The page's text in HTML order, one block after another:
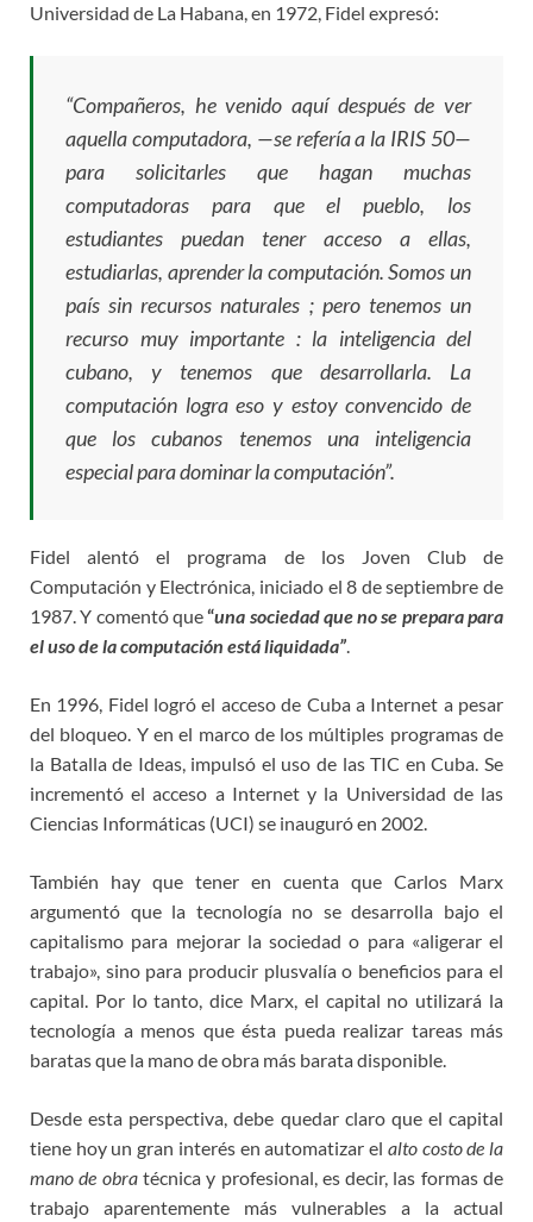
Universidad de La Habana, en 1972, Fidel expresó:
“Compañeros, he venido aquí después de ver
aquella computadora, —se refería a la IRIS 50—
para solicitarles que hagan muchas
computadoras para que el pueblo, los
estudiantes puedan tener acceso a ellas,
estudiarlas, aprender la computación. Somos un
país sin recursos naturales ; pero tenemos un
recurso muy importante : la inteligencia del
cubano, y tenemos que desarrollarla. La
computación logra eso y estoy convencido de
que los cubanos tenemos una inteligencia
especial para dominar la computación”.
Fidel alentó el programa de los Joven Club de
Computación y Electrónica, iniciado el 8 de septiembre de
1987. Y comentó que“una sociedad que no se prepara para
el uso de la computación está liquidada”.
En 1996, Fidel logró el acceso de Cuba a Internet a pesar
del bloqueo. Y en el marco de los múltiples programas de
la Batalla de Ideas, impulsó el uso de las TIC en Cuba. Se
incrementó el acceso a Internet y la Universidad de las
Ciencias Informáticas (UCI) se inauguró en 2002.
También hay que tener en cuenta que Carlos Marx
argumentó que la tecnología no se desarrolla bajo el
capitalismo para mejorar la sociedad o para «aligerar el
trabajo», sino para producir plusvalía o beneficios para el
capital. Por lo tanto, dice Marx, el capital no utilizará la
tecnología a menos que ésta pueda realizar tareas más
baratas que la mano de obra más barata disponible.
Desde esta perspectiva, debe quedar claro que el capital
tiene hoy un gran interés en automatizar el alto costo de la
mano de obra técnica y profesional, es decir, las formas de
trabajo aparentemente más vulnerables a la actual